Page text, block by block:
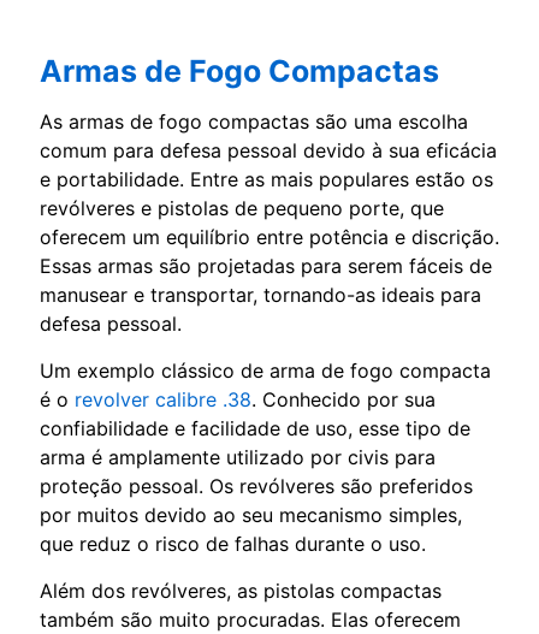
Armas de Fogo Compactas
As armas de fogo compactas são uma escolha
comum para defesa pessoal devido à sua eficácia
e portabilidade. Entre as mais populares estão os
revólveres e pistolas de pequeno porte, que
oferecem um equilíbrio entre potência e discrição.
Essas armas são projetadas para serem fáceis de
manusear e transportar, tornando-as ideais para
defesa pessoal.
Um exemplo clássico de arma de fogo compacta
é o revolver calibre .38. Conhecido por sua
confiabilidade e facilidade de uso, esse tipo de
arma é amplamente utilizado por civis para
proteção pessoal. Os revólveres são preferidos
por muitos devido ao seu mecanismo simples,
que reduz o risco de falhas durante o uso.
Além dos revólveres, as pistolas compactas
também são muito procuradas. Elas oferecem